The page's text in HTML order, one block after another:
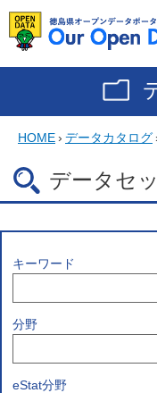
HOME› データカタログ
データセ
キーワード
分野
eStat分野